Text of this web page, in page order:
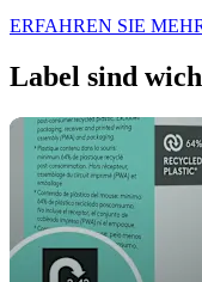
ERFAHREN SIE
Label sind